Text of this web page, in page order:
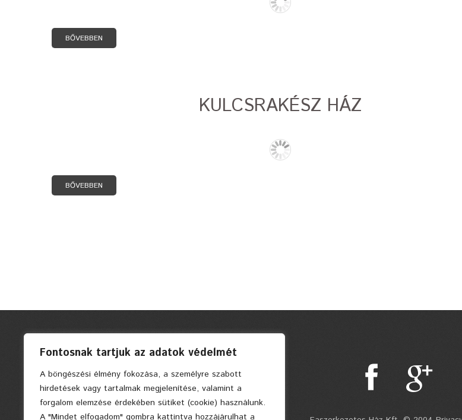
Fontosnak tartjuk az adatok védelmét
A böngészési élmény fokozása, a személyre szabott
hirdetések vagy tartalmak megjelenítése, valamint a
forgalom elemzése érdekében sütiket (cookie) használunk.
A "Mindet elfogadom" gombra kattintva hozzájárulhat a
BŐVEBBEN
KULCSRAKÉSZ HÁZ
BŐVEBBEN